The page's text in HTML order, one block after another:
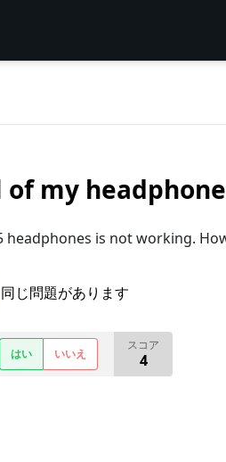
of my
headphones is not working.
同じ問題があります
はい いいえ
スコア
4